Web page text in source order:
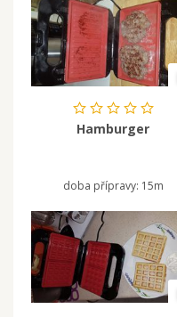
Hamburger
doba přípravy: 15m